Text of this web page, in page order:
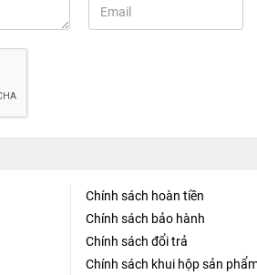
Chính sách hoàn tiền
Chính sách bảo hành
Chính sách đổi trả
Chính sách khui hộp sản